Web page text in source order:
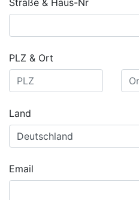
Straße & Haus-Nr
PLZ & Ort
Land
Email